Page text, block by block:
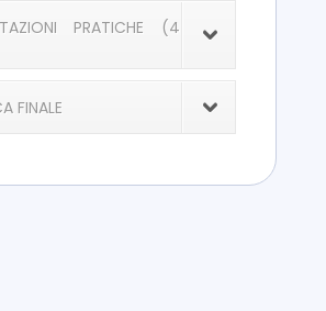
PRATICHE (4
FINALE